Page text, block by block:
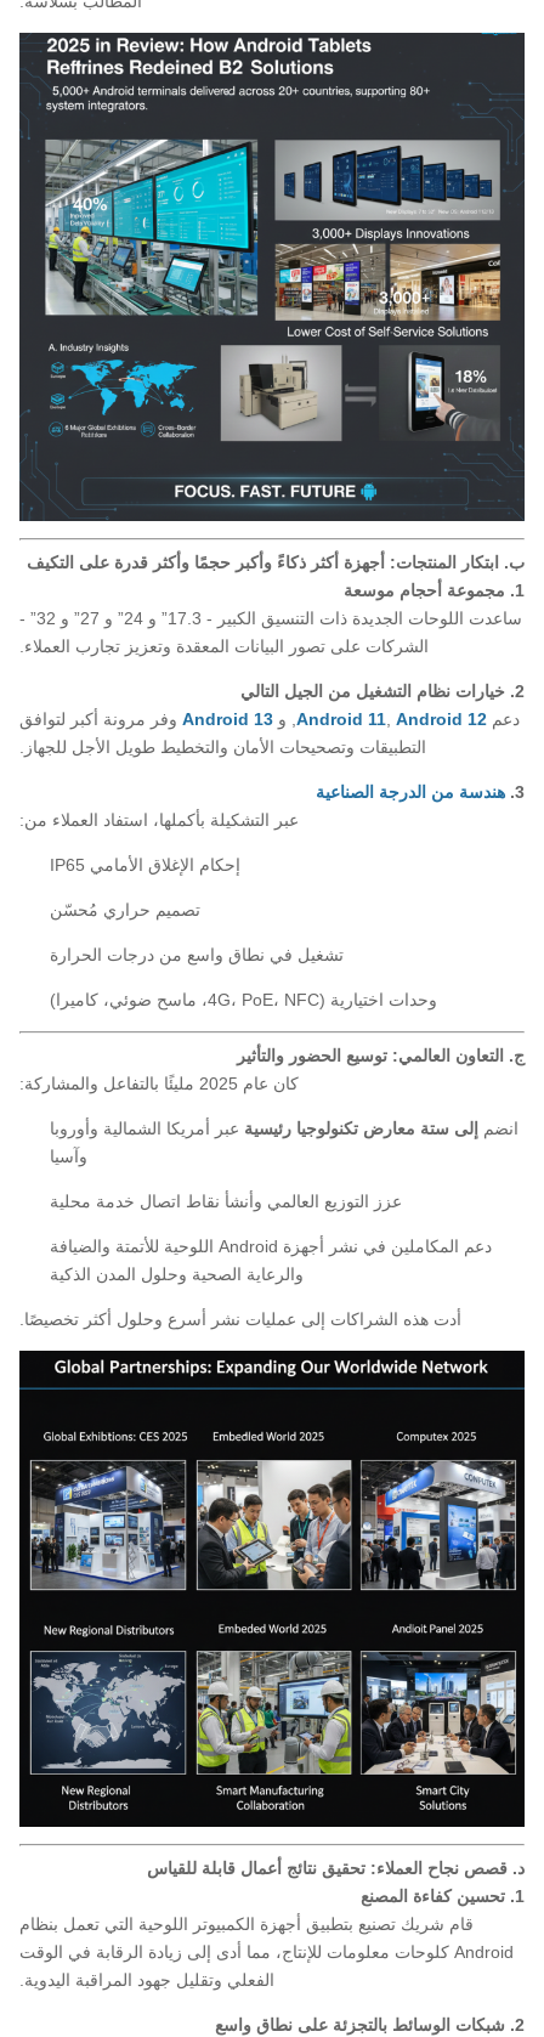
ب. ابتكار المنتجات: أجهزة أكثر ذكاءً وأكبر حجمًا وأكثر قدرة على التكيف
1. مجموعة أحجام موسعة
ساعدت اللوحات الجديدة ذات التنسيق الكبير - 17.3” و 24” و 27” و 32” -
الشركات على تصور البيانات المعقدة وتعزيز تجارب العملاء.
2. خيارات نظام التشغيل من الجيل التالي
دعم
Android 11 Android 12 , و Android 13 وفر مرونة أكبر لتوافق
التطبيقات وتصحيحات الأمان والتخطيط طويل الأجل للجهاز.
3. هندسة من الدرجة الصناعية
عبر التشكيلة بأكملها، استفاد العملاء من:
إحكام الإغلاق الأمامي IP65
تصميم حراري مُحسّن
تشغيل في نطاق واسع من درجات الحرارة
وحدات اختيارية (4G، PoE، NFC، ماسح ضوئي، كاميرا)
ج. التعاون العالمي: توسيع الحضور والتأثير
كان عام 2025 مليئًا بالتفاعل والمشاركة:
انضم إلى ستة معارض تكنولوجيا رئيسية عبر أمريكا الشمالية وأوروبا
وآسيا
عزز التوزيع العالمي وأنشأ نقاط اتصال خدمة محلية
دعم المكاملين في نشر أجهزة Android اللوحية للأتمتة والضيافة
والرعاية الصحية وحلول المدن الذكية
أدت هذه الشراكات إلى عمليات نشر أسرع وحلول أكثر تخصيصًا.
د. قصص نجاح العملاء: تحقيق نتائج أعمال قابلة للقياس
1. تحسين كفاءة المصنع
قام شريك تصنيع بتطبيق أجهزة الكمبيوتر اللوحية التي تعمل بنظام
Android كلوحات معلومات للإنتاج، مما أدى إلى زيادة الرقابة في الوقت
الفعلي وتقليل جهود المراقبة اليدوية.
2. شبكات الوسائط بالتجزئة على نطاق واسع